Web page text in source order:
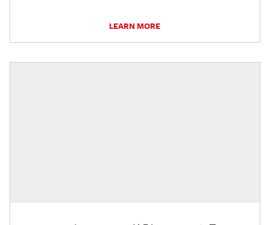
LEARN MORE